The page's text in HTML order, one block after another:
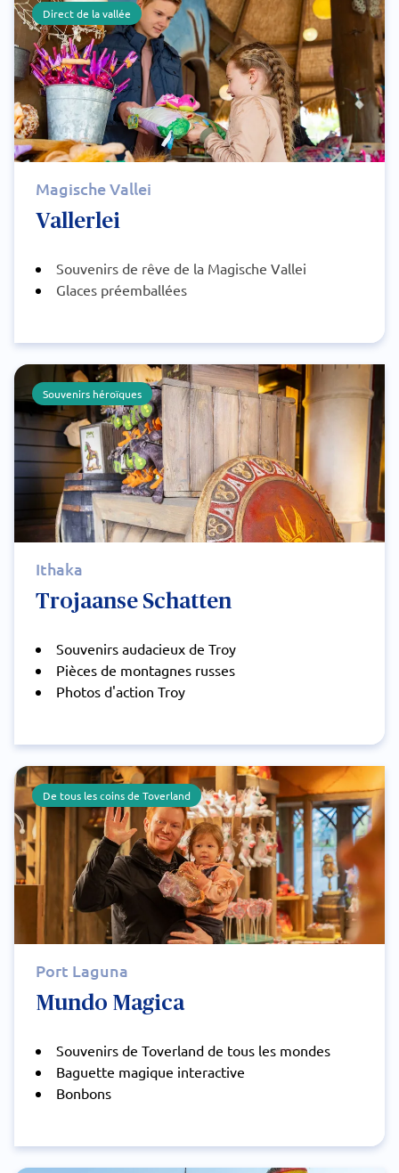
Direct de la vallée
Magische Vallei
Vallerlei
Souvenirs de rêve de la Magische Vallei
Glaces préemballées
Souvenirs héroïques
Ithaka
Trojaanse Schatten
Souvenirs audacieux de Troy
Pièces de montagnes russes
Photos d'action Troy
De tous les coins de Toverland
Port Laguna
Mundo Magica
Souvenirs de Toverland de tous les mondes
Baguette magique interactive
Bonbons